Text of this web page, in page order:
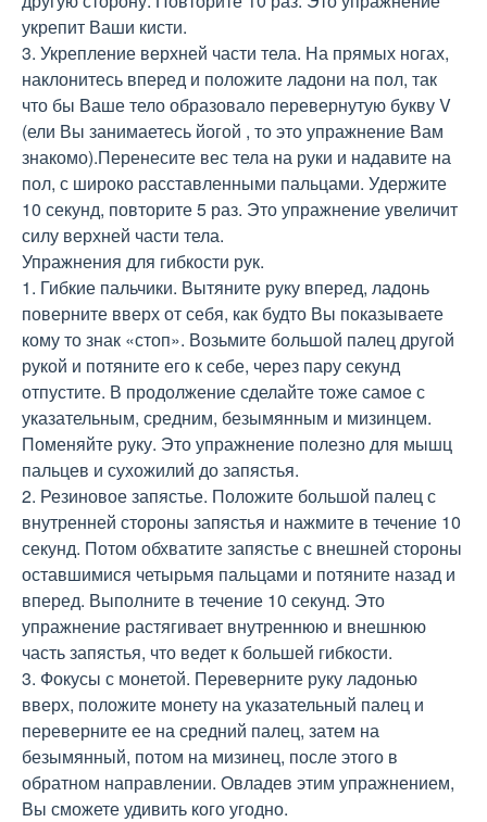
укрепит Ваши кисти.
3. Укрепление верхней части тела. На прямых ногах,
наклонитесь вперед и положите ладони на пол, так
что бы Ваше тело образовало перевернутую букву V
(ели Вы занимаетесь йогой , то это упражнение Вам
знакомо).Перенесите вес тела на руки и надавите на
пол, с широко расставленными пальцами. Удержите
10 секунд, повторите 5 раз. Это упражнение увеличит
силу верхней части тела.
Упражнения для гибкости рук.
1. Гибкие пальчики. Вытяните руку вперед, ладонь
поверните вверх от себя, как будто Вы показываете
кому то знак «стоп». Возьмите большой палец другой
рукой и потяните его к себе, через пару секунд
отпустите. В продолжение сделайте тоже самое с
указательным, средним, безымянным и мизинцем.
Поменяйте руку. Это упражнение полезно для мышц
пальцев и сухожилий до запястья.
2. Резиновое запястье. Положите большой палец с
внутренней стороны запястья и нажмите в течение 10
секунд. Потом обхватите запястье с внешней стороны
оставшимися четырьмя пальцами и потяните назад и
вперед. Выполните в течение 10 секунд. Это
упражнение растягивает внутреннюю и внешнюю
часть запястья, что ведет к большей гибкости.
3. Фокусы с монетой. Переверните руку ладонью
вверх, положите монету на указательный палец и
переверните ее на средний палец, затем на
безымянный, потом на мизинец, после этого в
обратном направлении. Овладев этим упражнением,
Вы сможете удивить кого угодно.